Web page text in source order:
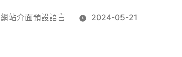
作
網站介面預設語言 2024-05-21